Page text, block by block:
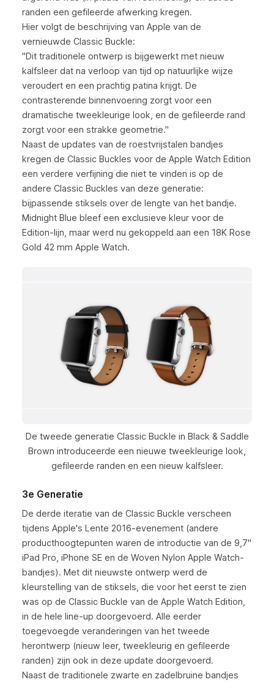
randen een gefileerde afwerking kregen.
Hier volgt de beschrijving van Apple van de
vernieuwde Classic Buckle:
"Dit traditionele ontwerp is bijgewerkt met nieuw
kalfsleer dat na verloop van tijd op natuurlijke wijze
veroudert en een prachtig patina krijgt. De
contrasterende binnenvoering zorgt voor een
dramatische tweekleurige look, en de gefileerde rand
zorgt voor een strakke geometrie."
Naast de updates van de roestvrijstalen bandjes
kregen de Classic Buckles voor de Apple Watch Edition
een verdere verfijning die niet te vinden is op de
andere Classic Buckles van deze generatie:
bijpassende stiksels over de lengte van het bandje.
Midnight Blue bleef een exclusieve kleur voor de
Edition-lijn, maar werd nu gekoppeld aan een 18K Rose
Gold 42 mm Apple Watch.
De tweede generatie Classic Buckle in Black & Saddle
Brown introduceerde een nieuwe tweekleurige look,
gefileerde randen en een nieuw kalfsleer.
3e Generatie
De derde iteratie van de Classic Buckle verscheen
tijdens Apple's Lente 2016-evenement (andere
producthoogtepunten waren de introductie van de 9,7"
iPad Pro, iPhone SE en de Woven Nylon Apple Watch-
bandjes). Met dit nieuwste ontwerp werd de
kleurstelling van de stiksels, die voor het eerst te zien
was op de Classic Buckle van de Apple Watch Edition,
in de hele line-up doorgevoerd. Alle eerder
toegevoegde veranderingen van het tweede
herontwerp (nieuw leer, tweekleurig en gefileerde
randen) zijn ook in deze update doorgevoerd.
Naast de traditionele zwarte en zadelbruine bandjes